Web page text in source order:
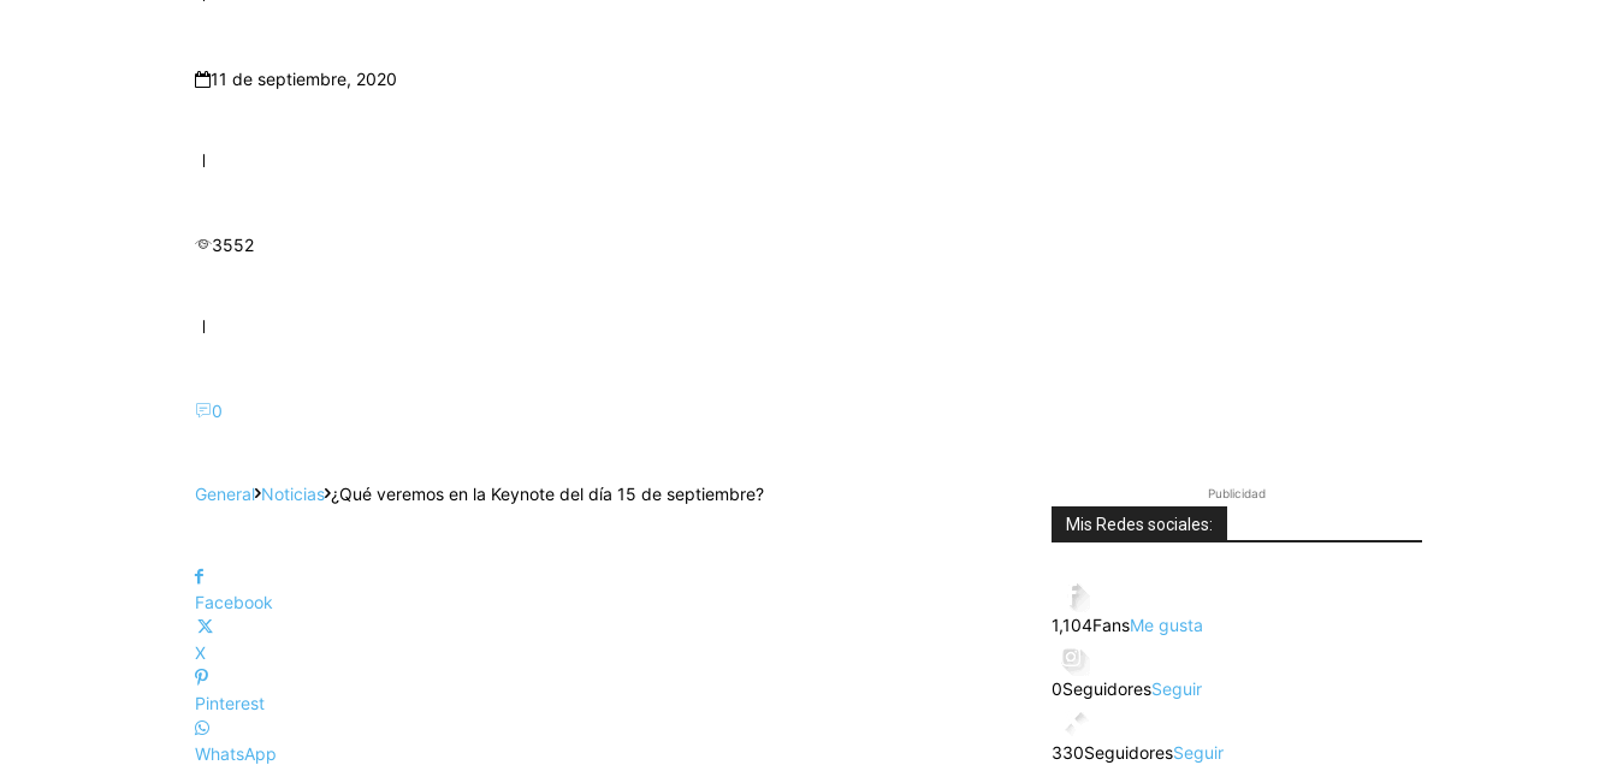
11 de septiembre, 2020
3552
0
General Noticias ¿Qué veremos en la Keynote del día 15 de septiembre?
Facebook
X
Pinterest
WhatsApp
Publicidad
Mis Redes sociales:
1,104FansMe gusta
0SeguidoresSeguir
330SeguidoresSeguir